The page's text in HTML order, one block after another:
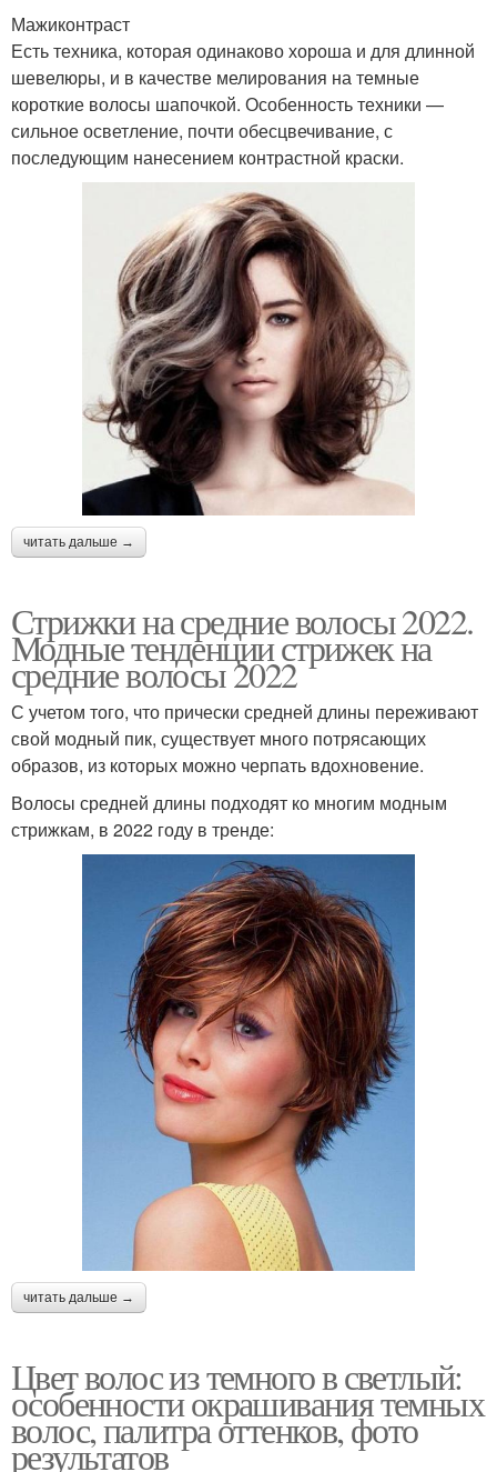
Мажиконтраст
Есть техника, которая одинаково хороша и для длинной
шевелюры, и в качестве мелирования на темные
короткие волосы шапочкой. Особенность техники —
сильное осветление, почти обесцвечивание, с
последующим нанесением контрастной краски.
читать дальше →
Стрижки на средние волосы 2022.
Модные тенденции стрижек на
средние волосы 2022
С учетом того, что прически средней длины переживают
свой модный пик, существует много потрясающих
образов, из которых можно черпать вдохновение.
Волосы средней длины подходят ко многим модным
стрижкам, в 2022 году в тренде:
читать дальше →
Цвет волос из темного в светлый:
особенности окрашивания темных
волос, палитра оттенков, фото
результатов